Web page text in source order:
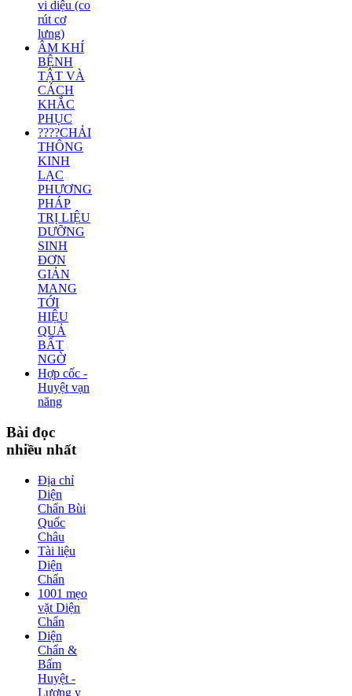
vi diệu (co
rút cơ
lưng)
ÂM KHÍ
BỆNH
TẬT VÀ
CÁCH
KHẮC
PHỤC
????CHẢI
THÔNG
KINH
LẠC
PHƯƠNG
PHÁP
TRỊ LIỆU
DƯỠNG
SINH
ĐƠN
GIẢN
MANG
TỚI
HIỆU
QUẢ
BẤT
NGỜ
Hợp cốc -
Huyệt vạn
năng
Bài đọc
nhiều nhất
Địa chỉ
Diện
Chẩn Bùi
Quốc
Châu
Tài liệu
Diện
Chẩn
1001 mẹo
vặt Diện
Chẩn
Diện
Chẩn &
Bấm
Huyệt -
Lương y